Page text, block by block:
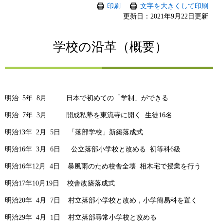
印刷
文字を大きくして印刷
更新日：2021年9月22日更新
学校の沿革（概要）
明治 5年 8月 日本で初めての「学制」ができる
明治 7年 3月 開成私塾を東流寺に開く 生徒16名
明治13年 2月 5日 「落部学校」新築落成式
明治16年 3月 6日 公立落部小学校と改める 初等科6級
明治16年12月 4日 暴風雨のため校舎全壊 相木宅で授業を行う
明治17年10月19日 校舎改築落成式
明治20年 4月 7日 村立落部小学校と改め，小学簡易科を置く
明治29年 4月 1日 村立落部尋常小学校と改める